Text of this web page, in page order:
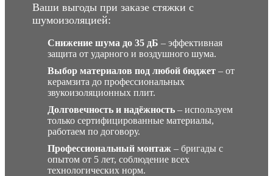
Ваши выгоды при заказе стяжки с
шумоизоляцией:
Снижение шума до 35 дБ – эффективная
защита от ударного и воздушного шума.
Выбор материалов под любой бюджет – от
керамзита до профессиональных
звукоизоляционных плит.
Долговечность и надёжность – используем
только сертифицированные материалы,
работаем по договору.
Профессиональный монтаж – бригады с
опытом от 5 лет, соблюдение всех
технологических норм.